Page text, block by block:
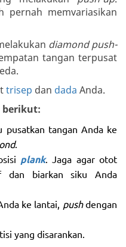
pernah memvariasikan
diamond push-
tangan terpusat
trisep dan dada Anda.
berikut:
pusatkan tangan Anda ke
.
plank. Jaga agar otot
biarkan siku Anda
ke lantai, pushdengan
yang disarankan.